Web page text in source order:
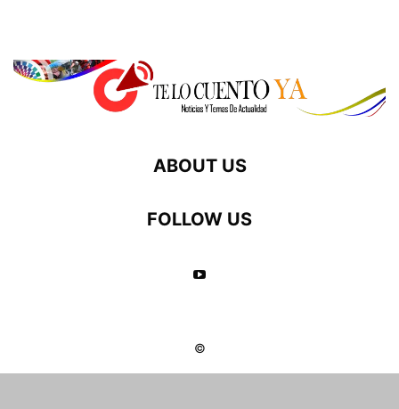
ABOUT US
FOLLOW US
©